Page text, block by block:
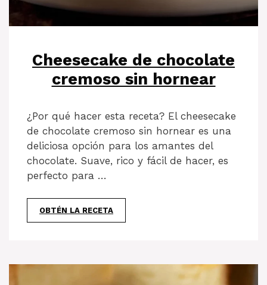
Cheesecake de chocolate
cremoso sin hornear
¿Por qué hacer esta receta? El cheesecake
de chocolate cremoso sin hornear es una
deliciosa opción para los amantes del
chocolate. Suave, rico y fácil de hacer, es
perfecto para …
OBTÉN LA RECETA